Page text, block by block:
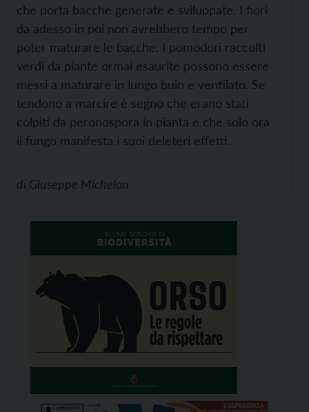
che porta bacche generate e sviluppate. I fiori
da adesso in poi non avrebbero tempo per
poter maturare le bacche. I pomodori raccolti
verdi da piante ormai esaurite possono essere
messi a maturare in luogo buio e ventilato. Se
tendono a marcire è segno che erano stati
colpiti da peronospora in pianta e che solo ora
il fungo manifesta i suoi deleteri effetti.
di Giuseppe Michelon